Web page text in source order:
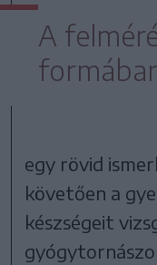
A
egy rövid
követően a
készségeit